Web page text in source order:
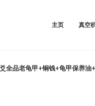
主页 真空
全品老龟甲+铜钱+龟甲保养油